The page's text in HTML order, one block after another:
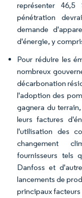
représenter
pénétration
demande
d'énergie, y
Pour réduire les
nombreux
décarbonation
l'adoption des
gagnera du
leurs factures
l'utilisation des
changement
fournisseurs tels
Danfoss et
lancements de
principaux